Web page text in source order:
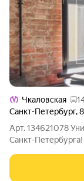
Чкаловская
Санкт-Петербург,
Арт. 134621078
Санкт-
музеи,